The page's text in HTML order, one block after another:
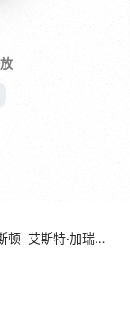
顿 艾斯特·加瑞尔